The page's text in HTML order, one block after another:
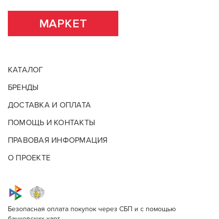
МАРКЕТ
КАТАЛОГ
БРЕНДЫ
ДОСТАВКА И ОПЛАТА
ПОМОЩЬ И КОНТАКТЫ
ПРАВОВАЯ ИНФОРМАЦИЯ
О ПРОЕКТЕ
Безопасная оплата покупок через СБП и с помощью